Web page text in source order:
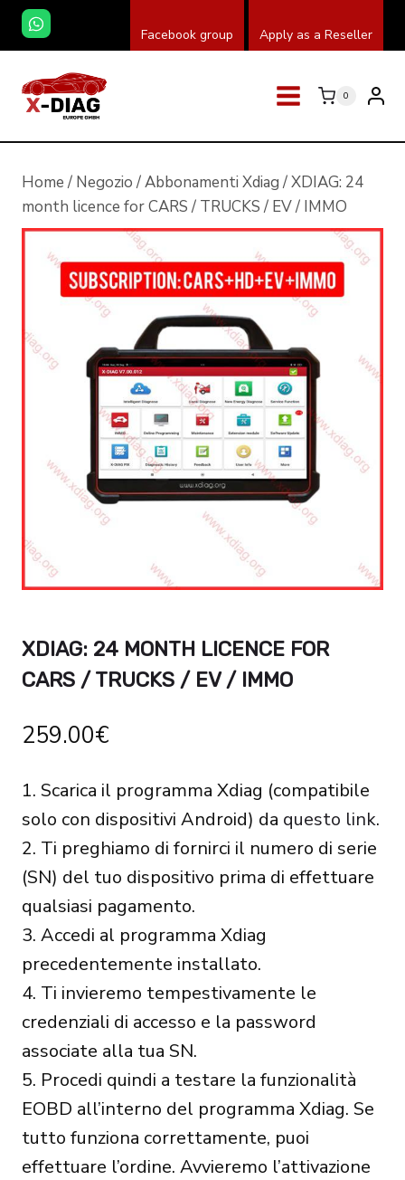
Salta
contenuto
Facebook group Apply as a Reseller
0
Home / Negozio /Abbonamenti Xdiag /XDIAG: 24
month licence for CARS / TRUCKS / EV / IMMO
XDIAG: 24 MONTH LICENCE FOR
CARS / TRUCKS / EV / IMMO
259.00€
1. Scarica il programma Xdiag (compatibile
solo con dispositivi Android) da questo link.
2. Ti preghiamo di fornirci il numero di serie
(SN) del tuo dispositivo prima di effettuare
qualsiasi pagamento.
3. Accedi al programma Xdiag
precedentemente installato.
4. Ti invieremo tempestivamente le
credenziali di accesso e la password
associate alla tua SN.
5. Procedi quindi a testare la funzionalità
EOBD all’interno del programma Xdiag. Se
tutto funziona correttamente, puoi
effettuare l’ordine. Avvieremo l’attivazione